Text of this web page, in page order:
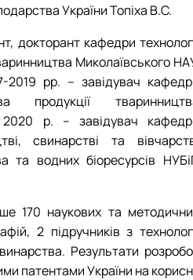
України Топіха В.С.
докторант кафедри
Миколаївського
2019 рр. – завідувач
продукції
р. – завідувач
свинарстві та
та водних біоресурсів
170 наукових та
2 підручників з
Результати
патентами України на